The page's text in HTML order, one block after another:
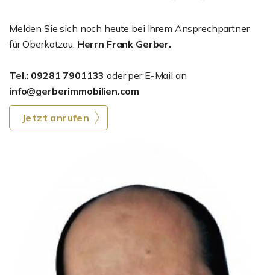
Melden Sie sich noch heute bei Ihrem Ansprechpartner
für Oberkotzau, Herrn Frank Gerber.
Tel.: 09281 7901133 oder per E-Mail an
info@gerberimmobilien.com
Jetzt anrufen